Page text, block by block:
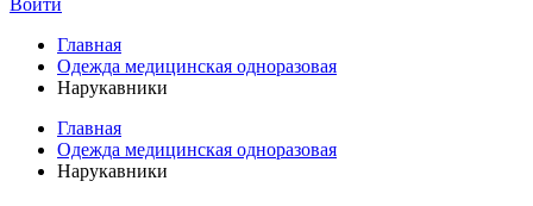
Войти
Главная
Одежда медицинская одноразовая
Нарукавники
Главная
Одежда медицинская одноразовая
Нарукавники